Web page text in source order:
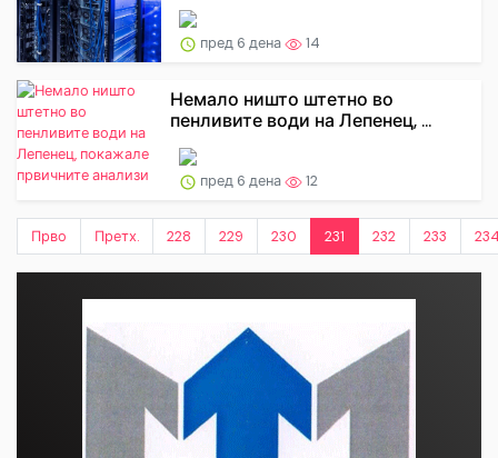
пред 6 дена 14
Немало ништо штетно во
пенливите води на Лепенец, ...
пред 6 дена 12
Прво Претх. 228 229 230 231 232 233